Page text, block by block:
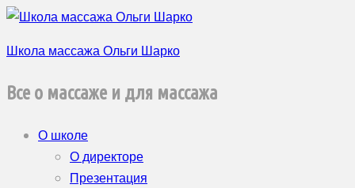
Школа массажа Ольги Шарко
Все о массаже и для массажа
О школе
О директоре
Презентация